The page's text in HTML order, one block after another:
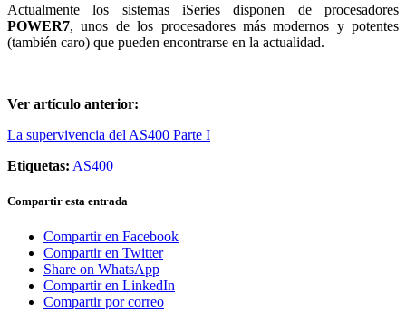
Actualmente los sistemas iSeries disponen de procesadores
POWER7, unos de los procesadores más modernos y potentes
(también caro) que pueden encontrarse en la actualidad.
Ver artículo anterior:
La supervivencia del AS400 Parte I
Etiquetas: AS400
Compartir esta entrada
Compartir en Facebook
Compartir en Twitter
Share on WhatsApp
Compartir en LinkedIn
Compartir por correo